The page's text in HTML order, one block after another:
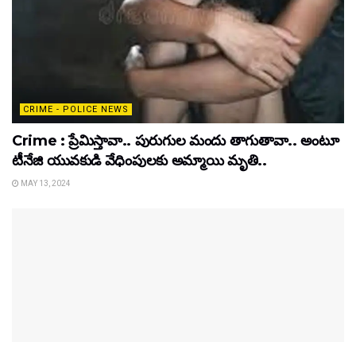
CRIME - POLICE NEWS
Crime : ప్రేమిస్తావా.. పురుగుల మందు తాగుతావా.. అంటూ
టీనేజి యువకుడి వేధింపులకు అమ్మాయి మృతి..
MAY 13, 2024